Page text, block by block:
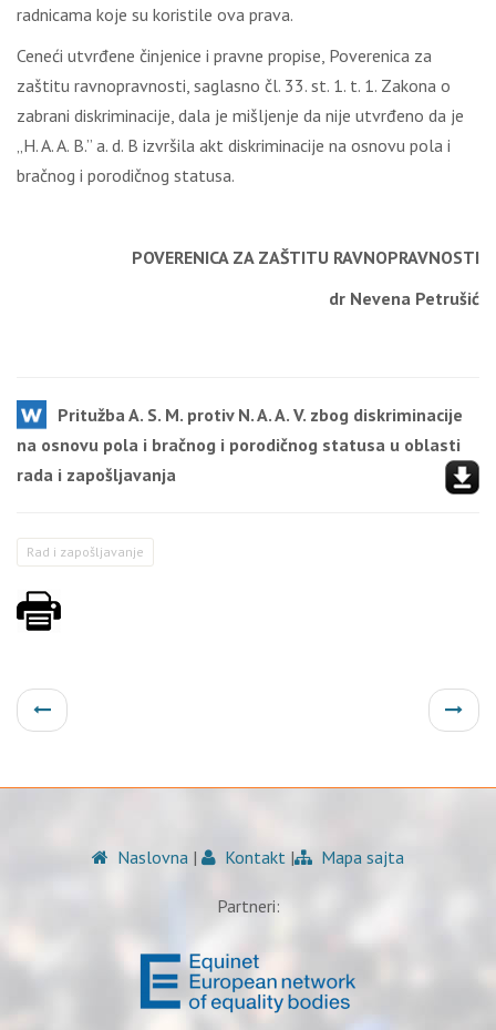
radnicama koje su koristile ova prava.
Ceneći utvrđene činjenice i pravne propise, Poverenica za
zaštitu ravnopravnosti, saglasno čl. 33. st. 1. t. 1. Zakona o
zabrani diskriminacije, dala je mišljenje da nije utvrđeno da je
„H. A. A. B.” a. d. B izvršila akt diskriminacije na osnovu pola i
bračnog i porodičnog statusa.
POVERENICA ZA ZAŠTITU RAVNOPRAVNOSTI
dr Nevena Petrušić
Pritužba A. S. M. protiv N. A. A. V. zbog diskriminacije
na osnovu pola i bračnog i porodičnog statusa u oblasti
rada i zapošljavanja
Rad i zapošljavanje
Naslovna | Kontakt | Mapa sajta
Partneri: